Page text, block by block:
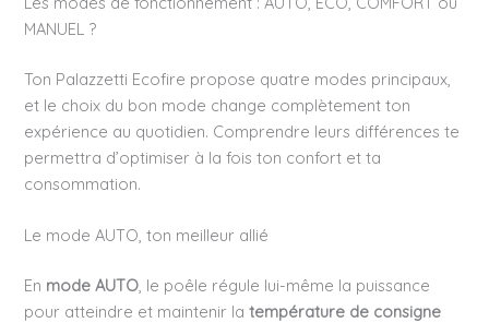
MANUEL ?
Ton Palazzetti Ecofire propose quatre modes principaux,
et le choix du bon mode change complètement ton
expérience au quotidien. Comprendre leurs différences te
permettra d’optimiser à la fois ton confort et ta
consommation.
Le mode AUTO, ton meilleur allié
En mode AUTO, le poêle régule lui-même la puissance
pour atteindre et maintenir latempérature de consigne